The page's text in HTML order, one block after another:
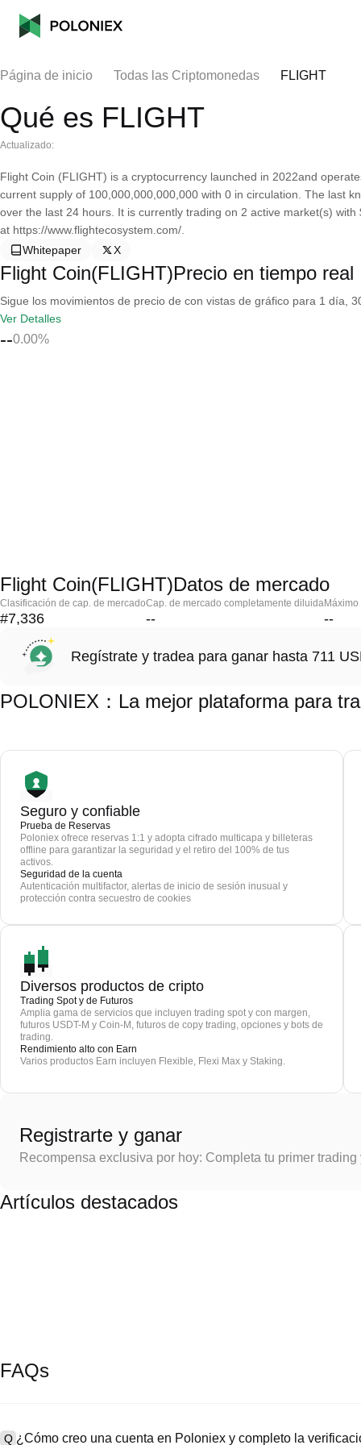
Página de inicio Todas las Criptomonedas FLIGHT
Qué es FLIGHT
Actualizado:
Flight Coin (FLIGHT) is a cryptocurrency launched in 2022and
current supply of 100,000,000,000,000 with 0 in circulation. The last
over the last 24 hours. It is currently trading on 2 active market(s)
at https://www.flightecosystem.com/.
Whitepaper
X
Flight Coin(FLIGHT)Precio en tiempo real
Sigue los movimientos de precio de con vistas de gráfico para 1 día,
Ver Detalles
--0.00%
Flight Coin(FLIGHT)Datos de mercado
Clasificación de cap. de mercado
#7,336
Cap. de mercado completamente diluida
-- --
Regístrate y tradea para ganar hasta 711
POLONIEX：La mejor plataforma para
Seguro y confiable
Prueba de Reservas
Poloniex ofrece reservas 1:1 y adopta cifrado multicapa y billeteras
offline para garantizar la seguridad y el retiro del 100% de tus
activos.
Seguridad de la cuenta
Autenticación multifactor, alertas de inicio de sesión inusual y
protección contra secuestro de cookies
Diversos productos de cripto
Trading Spot y de Futuros
Amplia gama de servicios que incluyen trading spot y con margen,
futuros USDT-M y Coin-M, futuros de copy trading, opciones y bots de
trading.
Rendimiento alto con Earn
Varios productos Earn incluyen Flexible, Flexi Max y Staking.
Registrarte y ganar
Recompensa exclusiva por hoy: Completa tu primer
Artículos destacados
FAQs
Q ¿Cómo creo una cuenta en Poloniex y completo la